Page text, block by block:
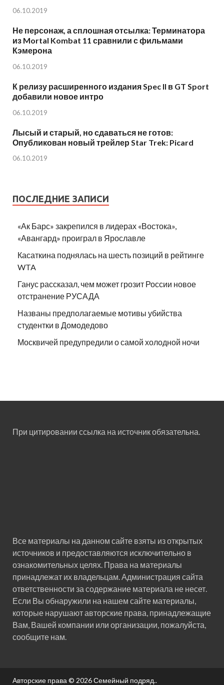
06.10.2019
Не персонаж, а сплошная отсылка: Терминатора
из Mortal Kombat 11 сравнили с фильмами
Кэмерона
06.10.2019
К релизу расширенного издания Spec II в GT Sport
добавили новое интро
06.10.2019
Лысый и старый, но сдаваться не готов:
Опубликован новый трейлер Star Trek: Picard
06.10.2019
ПОСЛЕДНИЕ ЗАПИСИ
«Ак Барс» закрепился в лидерах «Востока»,
«Авангард» проиграл в Ярославле
Касаткина поднялась на шесть позиций в рейтинге
WTA
Ганус рассказал, чем может грозит России новое
отстранение РУСАДА
Названы предполагаемые мотивы убийства
студентки в Домодедово
Москвичей предупредили о самой холодной ночи
При цитировании ссылка на источник обязательна.
Все материалы на данном сайте взяты из открытых
источников и предоставляются исключительно в
ознакомительных целях. Права на материалы
принадлежат их владельцам. Администрация сайта
ответственности за содержание материала не несет.
Если Вы обнаружили на нашем сайте материалы,
которые нарушают авторские права, принадлежащие
Вам, Вашей компании или организации, пожалуйста,
сообщите нам.
Авторские права © 2026Семейный подряд..